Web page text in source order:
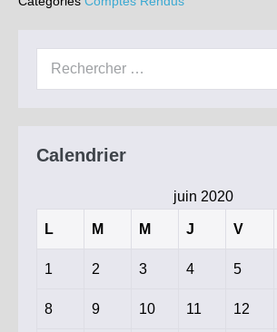
du
29
juin
2020
Recherche
Calendrier
juin 2020
L M M J V
1 2 3 4 5
8 9 10 11 12